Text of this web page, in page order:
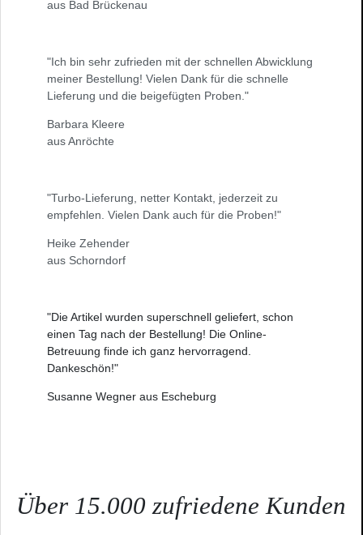
aus Bad Brückenau
"Ich bin sehr zufrieden mit der schnellen Abwicklung
meiner Bestellung! Vielen Dank für die schnelle
Lieferung und die beigefügten Proben."
Barbara Kleere
aus Anröchte
"Turbo-Lieferung, netter Kontakt, jederzeit zu
empfehlen. Vielen Dank auch für die Proben!"
Heike Zehender
aus Schorndorf
"Die Artikel wurden superschnell geliefert, schon
einen Tag nach der Bestellung! Die Online-
Betreuung finde ich ganz hervorragend.
Dankeschön!"
Susanne Wegner aus Escheburg
Über 15.000 zufriedene Kunden